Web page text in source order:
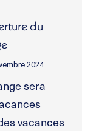
du
2024
sera
vacances